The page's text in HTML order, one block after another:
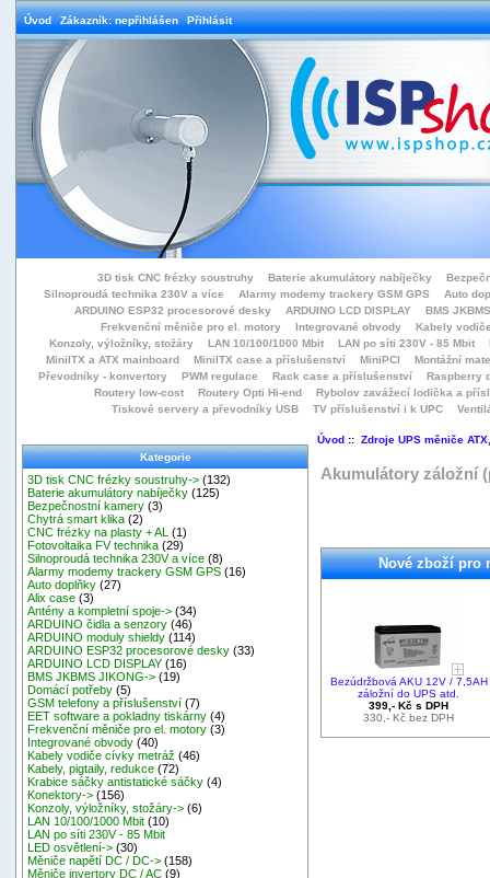
Úvod Zákazník: nepřihlášen Přihlásit
3D tisk CNC frézky soustruhy Baterie akumulátory nabíječky
Silnoproudá technika 230V a více
Alarmy modemy trackery GSM GPS
Auto
ARDUINO ESP32 procesorové desky
ARDUINO LCD DISPLAY
BMS
Frekvenční měniče pro el. motory
Integrované obvody
Kabely
Konzoly, výložníky, stožáry
LAN 10/100/1000 Mbit LAN po síti 230V - 85 Mbit
MiniITX a ATX mainboard
MiniITX case a příslušenství MiniPCI
Montážní
Převodníky - konvertory
PWM regulace Rack case a příslušenství
Raspberry
Routery low-cost
Routery Opti Hi-end
Rybolov zavážecí lodička a přísl
Tiskové servery a převodníky USB
TV příslušenství i k UPC
Kategorie
3D tisk CNC frézky soustruhy-> (132)
Baterie akumulátory nabíječky (125)
Bezpečnostní kamery (3)
Chytrá smart klika (2)
CNC frézky na plasty + AL
(1)
Fotovoltaika FV technika (29)
Silnoproudá technika 230V a více (8)
Alarmy modemy trackery GSM GPS (16)
Auto doplňky (27)
Alix case (3)
Antény a kompletní spoje-> (34)
ARDUINO čidla a senzory (46)
ARDUINO moduly shieldy (114)
ARDUINO ESP32 procesorové desky (33)
ARDUINO LCD DISPLAY (16)
BMS JKBMS JIKONG-> (19)
Domácí potřeby (5)
GSM telefony a příslušenství (7)
EET software a pokladny tiskárny (4)
Frekvenční měniče pro el. motory (3)
Integrované obvody (40)
Kabely vodiče cívky metráž (46)
Kabely, pigtaily, redukce (72)
Krabice sáčky antistatické sáčky (4)
Konektory-> (156)
Konzoly, výložníky, stožáry-> (6)
LAN 10/100/1000 Mbit (10)
LAN po síti 230V - 85 Mbit
LED osvětlení-> (30)
Měniče napětí DC / DC-> (158)
Měniče invertory DC / AC (9)
Úvod:: Zdroje UPS měniče
Akumulátory záložní
Nové zboží pro
Bezúdržbová AKU 12V / 7,5AH
záložní do UPS atd.
399,- Kč s DPH
330,- Kč bez DPH